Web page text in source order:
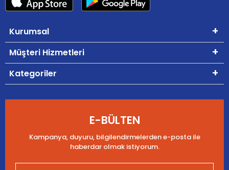
Kurumsal
Müşteri Hizmetleri
Kategoriler
E-BÜLTEN
Kampanya, duyuru, bilgilendirmelerden e-posta ile
haberdar olmak istiyorum.